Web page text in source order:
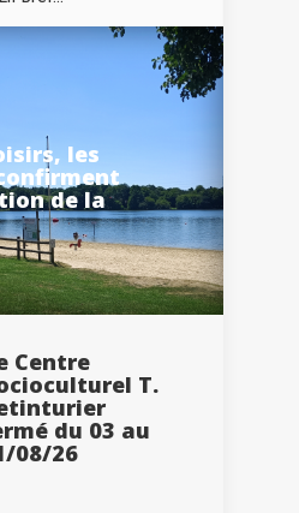
les
de la
Centre
T.
du 03 au
08/26